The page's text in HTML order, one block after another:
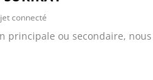
connecté
principale ou secondaire, nous